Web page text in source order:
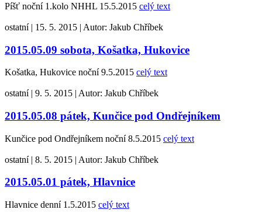
Píšť noční 1.kolo NHHL 15.5.2015 celý text
ostatní | 15. 5. 2015 | Autor: Jakub Chříbek
2015.05.09 sobota, Košatka, Hukovice
Košatka, Hukovice noční 9.5.2015 celý text
ostatní | 9. 5. 2015 | Autor: Jakub Chříbek
2015.05.08 pátek, Kunčice pod Ondřejníkem
Kunčice pod Ondřejníkem noční 8.5.2015 celý text
ostatní | 8. 5. 2015 | Autor: Jakub Chříbek
2015.05.01 pátek, Hlavnice
Hlavnice denní 1.5.2015 celý text